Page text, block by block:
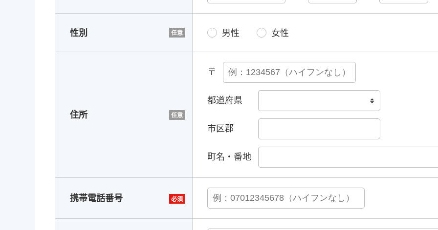
性別 男性 女性
住所
〒
都道府県
市区郡
町名・番地
携帯電話番号